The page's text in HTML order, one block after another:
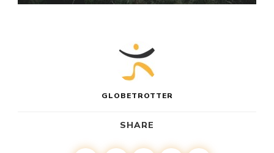
GLOBETROTTER
SHARE